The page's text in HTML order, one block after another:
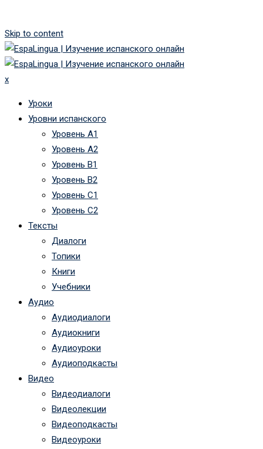
Skip to content
x
Уроки
Уровни испанского
Уровень А1
Уровень А2
Уровень B1
Уровень B2
Уровень C1
Уровень C2
Тексты
Диалоги
Топики
Книги
Учебники
Аудио
Аудиодиалоги
Аудиокниги
Аудиоуроки
Аудиоподкасты
Видео
Видеодиалоги
Видеолекции
Видеоподкасты
Видеоуроки